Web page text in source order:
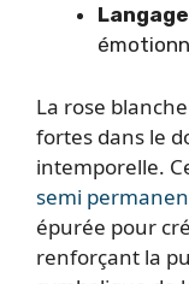
La rose
fortes dans le
intemporelle.
semi
épurée pour
renforçant la